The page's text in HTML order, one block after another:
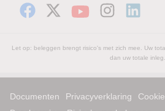
Let op: beleggen brengt risico's met zich mee. Uw
dan uw totale inleg.
Documenten Privacyverklaring